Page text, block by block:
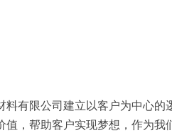
有限公司建立以客户为中心
，帮助客户实现梦想，作为我